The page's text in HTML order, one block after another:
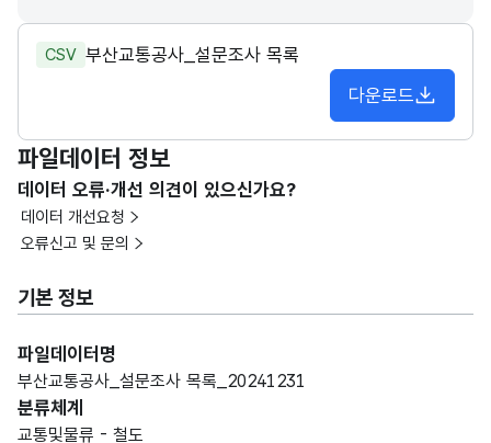
CSV 부산교통공사_설문조사 목록
다운로드
파일데이터 정보
데이터 오류·개선 의견이 있으신가요?
데이터 개선요청
오류신고 및 문의
기본 정보
파일데이터명
부산교통공사_설문조사 목록_20241231
분류체계
교통및물류 - 철도